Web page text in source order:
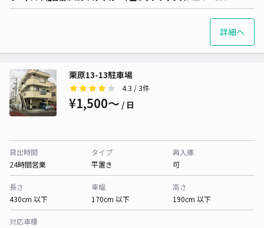
詳細へ
栗原13-13駐車場
4.3 / 3件
¥1,500〜 / 日
貸出時間
24時間営業
タイプ
平置き
再入庫
可
長さ
430cm 以下
車幅
170cm 以下
高さ
190cm 以下
対応車種